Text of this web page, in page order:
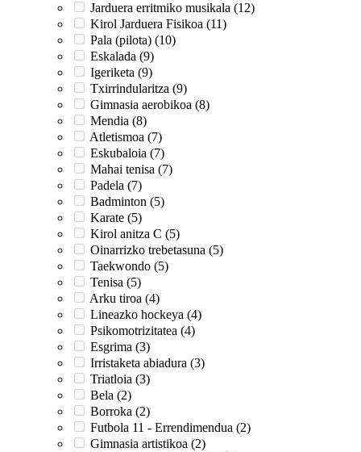
Jarduera erritmiko musikala (12)
Kirol Jarduera Fisikoa (11)
Pala (pilota) (10)
Eskalada (9)
Igeriketa (9)
Txirrindularitza (9)
Gimnasia aerobikoa (8)
Mendia (8)
Atletismoa (7)
Eskubaloia (7)
Mahai tenisa (7)
Padela (7)
Badminton (5)
Karate (5)
Kirol anitza C (5)
Oinarrizko trebetasuna (5)
Taekwondo (5)
Tenisa (5)
Arku tiroa (4)
Lineazko hockeya (4)
Psikomotrizitatea (4)
Esgrima (3)
Irristaketa abiadura (3)
Triatloia (3)
Bela (2)
Borroka (2)
Futbola 11 - Errendimendua (2)
Gimnasia artistikoa (2)